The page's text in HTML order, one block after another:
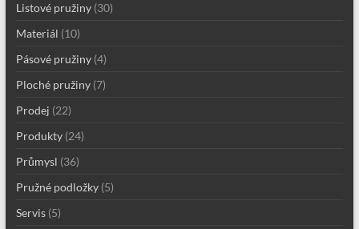
Listové pružiny(30)
Materiál (10)
Pásové pružiny(4)
Ploché pružiny(7)
Prodej (22)
Produkty(24)
Průmysl (36)
Pružné podložky(5)
Servis(5)